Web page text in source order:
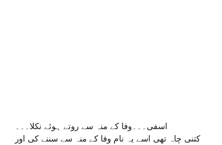
اسفی۔۔۔وفا کے منہ سے روتے ہوئے نکلا۔۔۔
کتنی چاہ تھی اسے یہ نام وفا کے منہ سے سننے کی اور